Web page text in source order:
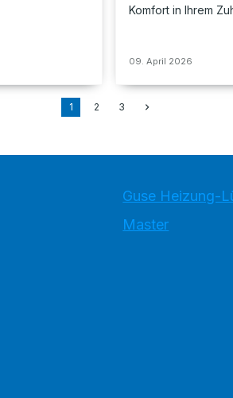
Komfort in Ihrem
09. April 2026
1 2 3
Guse Heizung-
Master